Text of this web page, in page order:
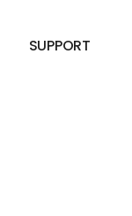
SUPPORT